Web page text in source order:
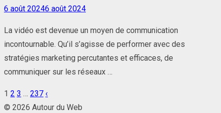
Posted
6 août 20246 août 2024
La vidéo est devenue un moyen de communication
incontournable. Qu’il s’agisse de performer avec des
stratégies marketing percutantes et efficaces, de
communiquer sur les réseaux …
Pagination
1 2 3 … 237 ‹
© 2026 Autour du Web